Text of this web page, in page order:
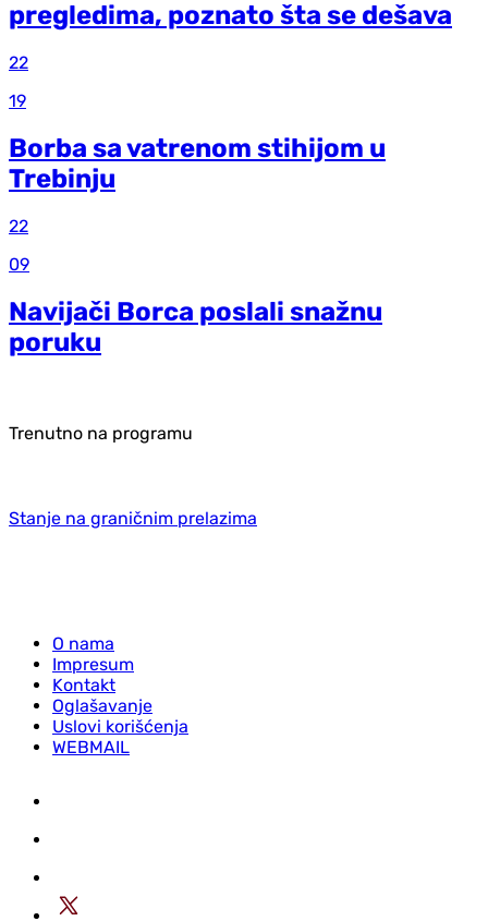
pregledima, poznato šta se dešava
22
19
Borba sa vatrenom stihijom u
Trebinju
22
09
Navijači Borca poslali snažnu
poruku
Trenutno na programu
Stanje na graničnim prelazima
O nama
Impresum
Kontakt
Oglašavanje
Uslovi korišćenja
WEBMAIL